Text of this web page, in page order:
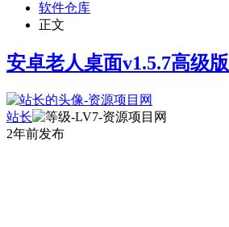
软件仓库
正文
安卓老人桌面v1.5.7高级版
站长
2年前发布